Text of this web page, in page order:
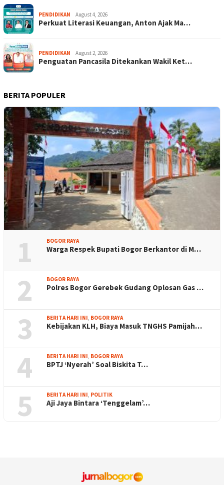
PENDIDIKAN August 4, 2026
Perkuat Literasi Keuangan, Anton Ajak Ma…
PENDIDIKAN August 2, 2026
Penguatan Pancasila Ditekankan Wakil Ket…
BERITA POPULER
1 BOGOR RAYA
Warga Respek Bupati Bogor Berkantor di M…
2 BOGOR RAYA
Polres Bogor Gerebek Gudang Oplosan Gas …
3 BERITA HARI INI, BOGOR RAYA
Kebijakan KLH, Biaya Masuk TNGHS Pamijah…
4 BERITA HARI INI, BOGOR RAYA
BPTJ ‘Nyerah’ Soal Biskita T…
5 BERITA HARI INI, POLITIK
Aji Jaya Bintara ‘Tenggelam’…